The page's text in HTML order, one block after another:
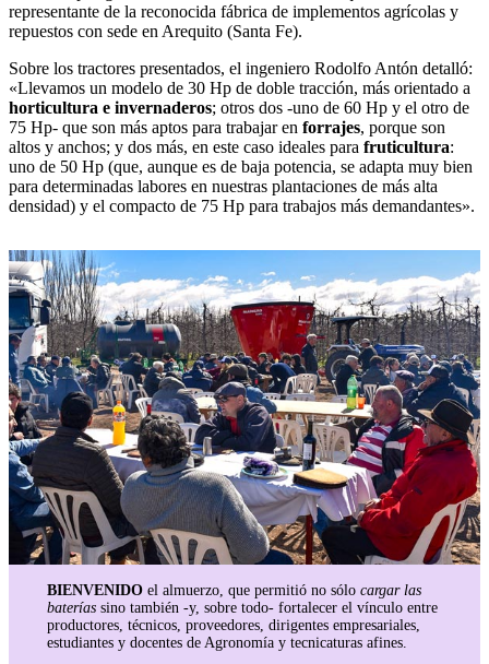
representante de la reconocida fábrica de implementos agrícolas y
repuestos con sede en Arequito (Santa Fe).
Sobre los tractores presentados, el ingeniero Rodolfo Antón detalló:
«Llevamos un modelo de 30 Hp de doble tracción, más orientado a
horticultura e invernaderos; otros dos -uno de 60 Hp y el otro de
75 Hp- que son más aptos para trabajar en forrajes, porque son
altos y anchos; y dos más, en este caso ideales para fruticultura:
uno de 50 Hp (que, aunque es de baja potencia, se adapta muy bien
para determinadas labores en nuestras plantaciones de más alta
densidad) y el compacto de 75 Hp para trabajos más demandantes».
BIENVENIDOel almuerzo, que permitió no sólo cargar las
bateríassino también -y, sobre todo- fortalecer el vínculo entre
productores, técnicos, proveedores, dirigentes empresariales,
estudiantes y docentes de Agronomía y tecnicaturas afines.